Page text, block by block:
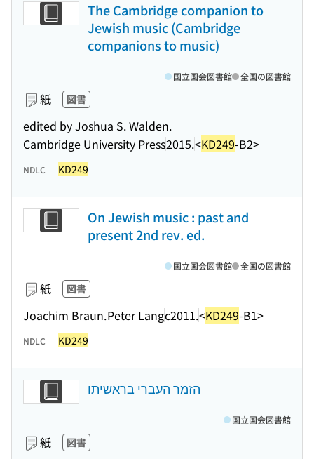
The Cambridge companion to
Jewish music (Cambridge
companions to music)
紙 図書
edited by Joshua S. Walden.
Cambridge University Press2015.<KD249-B2>
国立国会図書館 全国の図書館
NDLC KD249
On Jewish music : past and
present 2nd rev. ed.
紙 図書
Joachim Braun.Peter Langc2011.<KD249-B1>
国立国会図書館 全国の図書館
NDLC KD249
הזמר העברי בראשיתו
紙 図書
国立国会図書館